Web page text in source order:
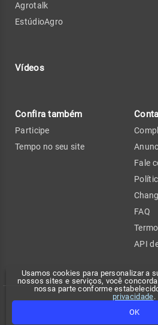
Usamos cookies para personalizar a
nossos sites e serviços, você
nossa parte conforme
privacidade.
OK
Agrotalk
EstúdioAgro
Vídeos
Confira também
Participe
Tempo no seu site
Fale
FAQ
API
Copyright 2026 - Climatempo.